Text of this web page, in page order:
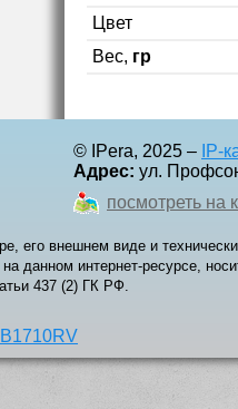
Цвет
Вес, гр
© IPera, 2025 – IP-
Адрес: ул.
посмотреть на
его внешнем виде и
данном интернет-ресурсе,
437 (2) ГК РФ.